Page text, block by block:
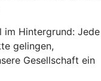
im Hintergrund: Jede
gelingen,
Gesellschaft ein